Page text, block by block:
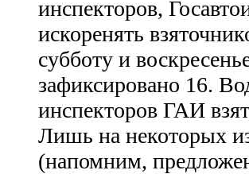
инспекторов,
искоренять
субботу и
зафиксировано 16.
инспекторов ГАИ
Лишь на некоторых
(напомним,